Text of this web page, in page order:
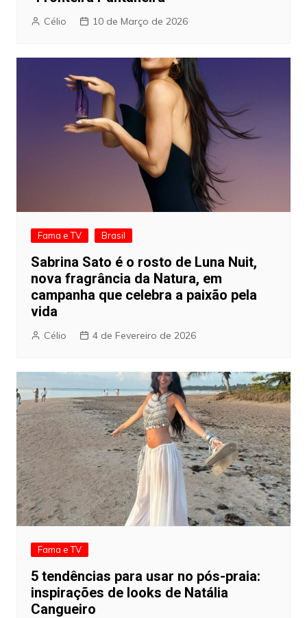
Célio 10 de Março de 2026
Fama e TV Brasil
Sabrina Sato é o rosto de Luna Nuit,
nova fragrância da Natura, em
campanha que celebra a paixão pela
vida
Célio 4 de Fevereiro de 2026
Fama e TV
5 tendências para usar no pós-praia:
inspirações de looks de Natália
Cangueiro